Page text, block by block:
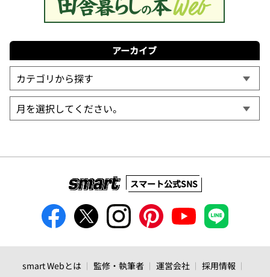
アーカイブ
スマート公式SNS
smart Webとは 監修・執筆者 運営会社 採用情報